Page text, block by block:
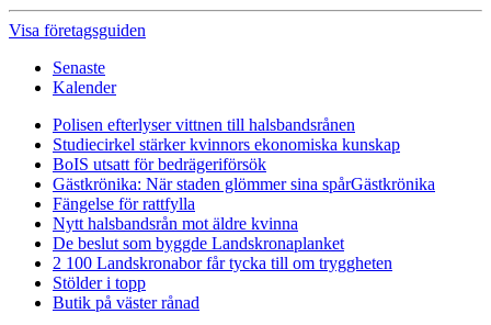
Visa företagsguiden
Senaste
Kalender
Polisen efterlyser vittnen till halsbandsrånen
Studiecirkel stärker kvinnors ekonomiska kunskap
BoIS utsatt för bedrägeriförsök
Gästkrönika: När staden glömmer sina spårGästkrönika
Fängelse för rattfylla
Nytt halsbandsrån mot äldre kvinna
De beslut som byggde Landskronaplanket
2 100 Landskronabor får tycka till om tryggheten
Stölder i topp
Butik på väster rånad